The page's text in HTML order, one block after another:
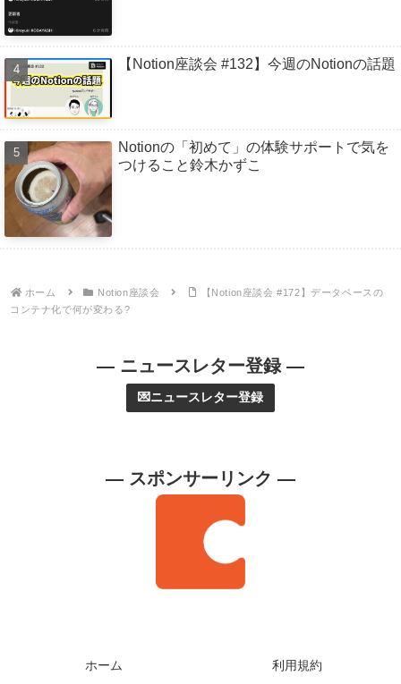
【Notion座談会 #132】今週のNotionの話題
Notionの「初めて」の体験サポートで気を
つけること鈴木かずこ
ホーム Notion座談会
【Notion座談会 #172】データベースの
コンテナ化で何が変わる?
— ニュースレター登録 —
💌ニュースレター登録
— スポンサーリンク —
ホーム 利用規約